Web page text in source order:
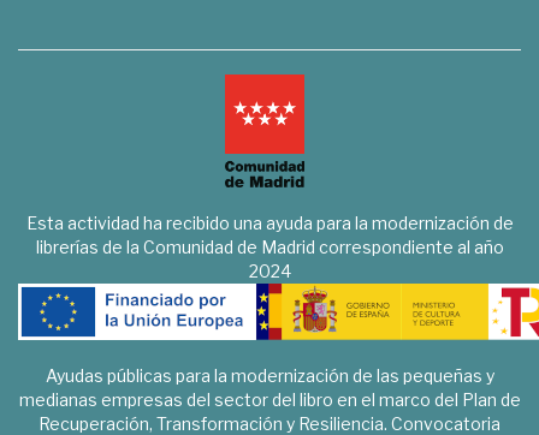
Esta actividad ha recibido una ayuda para la modernización de
librerías de la Comunidad de Madrid correspondiente al año
2024
Ayudas públicas para la modernización de las pequeñas y
medianas empresas del sector del libro en el marco del Plan de
Recuperación, Transformación y Resiliencia. Convocatoria